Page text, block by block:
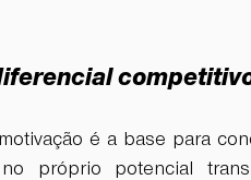
é a base para
próprio potencial